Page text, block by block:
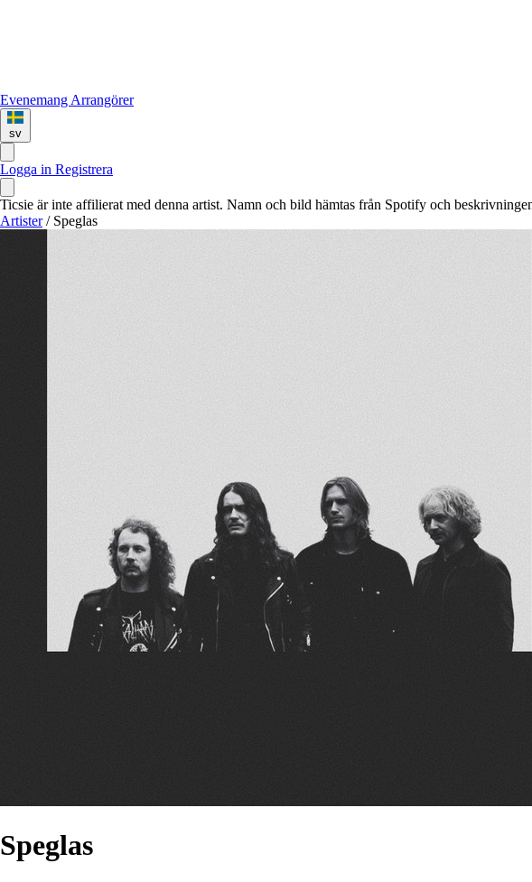
Evenemang Arrangörer
sv
Logga in Registrera
Ticsie är inte affilierat med denna artist. Namn och bild hämtas från Spotify och
Artister / Speglas
Speglas